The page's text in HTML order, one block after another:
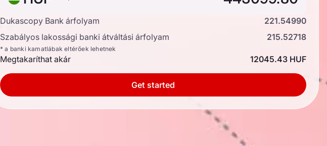
Dukascopy Bank árfolyam
221.54990
Szabályos lakossági banki átváltási árfolyam
215.52718
* a banki kamatlábak eltérőek lehetnek
Megtakaríthat akár 12045.43 HUF
Get started